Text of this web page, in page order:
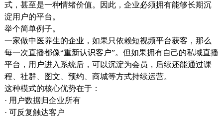
式，甚至是一种情绪价值。因此，企业必须拥有能够长期沉
淀用户的平台。
举个简单例子。
一家做中医养生的企业，如果只依赖短视频平台获客，那么
每一次直播都像“重新认识客户”。但如果拥有自己的私域直播
平台，用户进入系统后，可以沉淀为会员，后续还能通过课
程、社群、图文、预约、商城等方式持续运营。
这种模式的核心优势在于：
· 用户数据归企业所有
· 可反复触达客户